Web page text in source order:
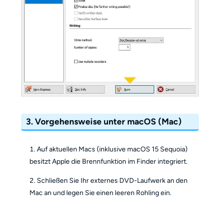
3. Vorgehensweise unter macOS (Mac)
Auf aktuellen Macs (inklusive macOS 15 Sequoia)
besitzt Apple die Brennfunktion im Finder integriert.
Schließen Sie Ihr externes DVD-Laufwerk an den
Mac an und legen Sie einen leeren Rohling ein.